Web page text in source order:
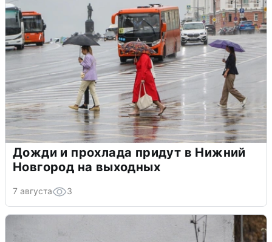
Дожди и прохлада придут в Нижний
Новгород на выходных
7 августа 3